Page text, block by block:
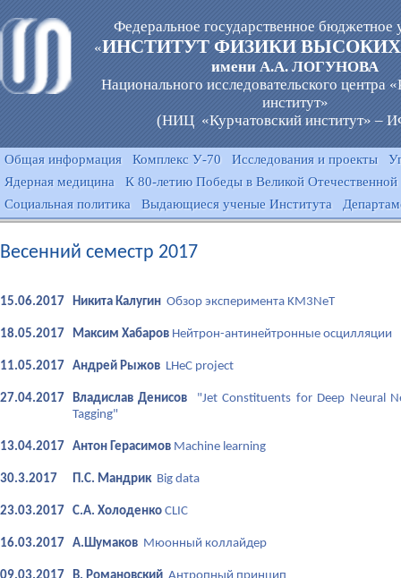
Федеральное государственное бюджетное
«ИНСТИТУТ ФИЗИКИ
имени А.А. ЛОГУНОВА
Национального исследовательского центра
институт»
(НИЦ «Курчатовский институт» –
Общая информация Комплекс У-70 Исследования и проекты
Ядерная медицина
К 80-летию Победы в Великой Отечественной
Социальная политика
Выдающиеся ученые Института
Весенний семестр 2017
15.06.2017 Никита Калугин Обзор эксперимента KM3NeT
18.05.2017 Максим Хабаров Нейтрон-антинейтронные осцилляции
11.05.2017 Андрей Рыжов LHeC project
27.04.2017 Владислав Денисов "Jet Constituents for Deep Neural
Tagging"
13.04.2017 Антон Герасимов Machine learning
30.3.2017 П.С. МандрикBig data
23.03.2017 С.А. Холоденко CLIC
16.03.2017 А.Шумаков Мюонный коллайдер